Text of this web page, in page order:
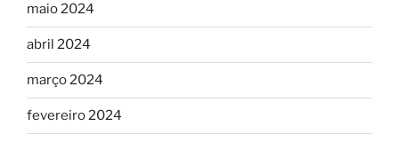
maio 2024
abril 2024
março 2024
fevereiro 2024